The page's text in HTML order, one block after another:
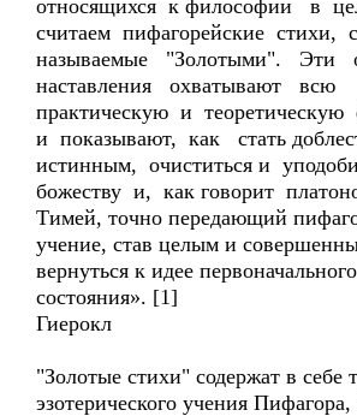
относящихся к философии в
считаем пифагорейские стихи,
называемые "Золотыми". Эти
наставления охватывают всю
практическую и
и показывают, как стать
истинным, очиститься и
божеству и, как говорит
Тимей, точно передающий
учение, став целым и
вернуться к идее первоначального
состояния». [1]
Гиерокл
"Золотые стихи" содержат в себе
эзотерического учения